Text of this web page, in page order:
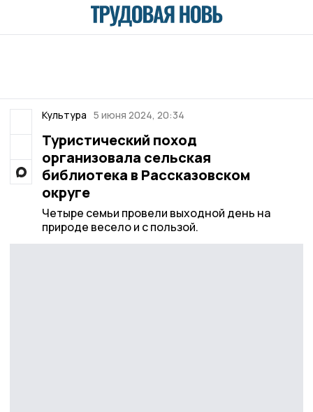
Культура 5 июня 2024, 20:34
Туристический поход
организовала сельская
библиотека в Рассказовском
округе
Четыре семьи провели выходной день на
природе весело и с пользой.